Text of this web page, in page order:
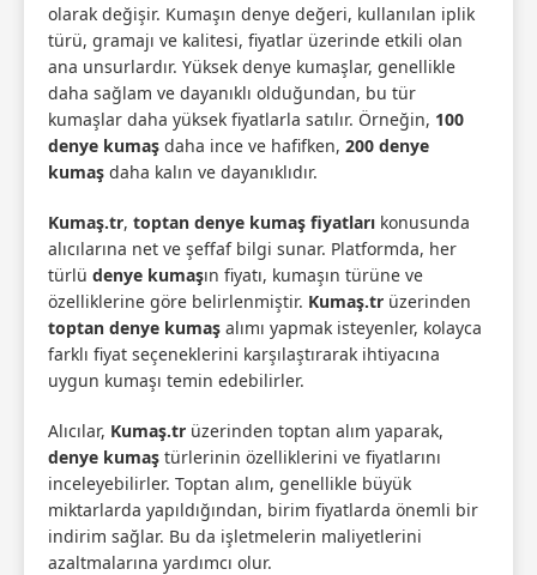
olarak değişir. Kumaşın denye değeri, kullanılan iplik
türü, gramajı ve kalitesi, fiyatlar üzerinde etkili olan
ana unsurlardır. Yüksek denye kumaşlar, genellikle
daha sağlam ve dayanıklı olduğundan, bu tür
kumaşlar daha yüksek fiyatlarla satılır. Örneğin, 100
denye kumaş daha ince ve hafifken, 200 denye
kumaş daha kalın ve dayanıklıdır.
Kumaş.tr, toptan denye kumaş fiyatları konusunda
alıcılarına net ve şeffaf bilgi sunar. Platformda, her
türlü denye kumaşın fiyatı, kumaşın türüne ve
özelliklerine göre belirlenmiştir. Kumaş.tr üzerinden
toptan denye kumaş alımı yapmak isteyenler, kolayca
farklı fiyat seçeneklerini karşılaştırarak ihtiyacına
uygun kumaşı temin edebilirler.
Alıcılar, Kumaş.tr üzerinden toptan alım yaparak,
denye kumaş türlerinin özelliklerini ve fiyatlarını
inceleyebilirler. Toptan alım, genellikle büyük
miktarlarda yapıldığından, birim fiyatlarda önemli bir
indirim sağlar. Bu da işletmelerin maliyetlerini
azaltmalarına yardımcı olur.